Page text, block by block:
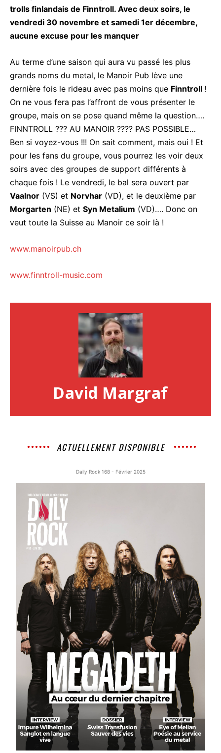
trolls finlandais de Finntroll. Avec deux soirs, le
vendredi 30 novembre et samedi 1er décembre,
aucune excuse pour les manquer
Au terme d’une saison qui aura vu passé les plus
grands noms du metal, le Manoir Pub lève une
dernière fois le rideau avec pas moins que Finntroll !
On ne vous fera pas l’affront de vous présenter le
groupe, mais on se pose quand même la question….
FINNTROLL ??? AU MANOIR ???? PAS POSSIBLE…
Ben si voyez-vous !!! On sait comment, mais oui ! Et
pour les fans du groupe, vous pourrez les voir deux
soirs avec des groupes de support différents à
chaque fois ! Le vendredi, le bal sera ouvert par
Vaalnor (VS) et Norvhar (VD), et le deuxième par
Morgarten (NE) et Syn Metalium (VD)…. Donc on
veut toute la Suisse au Manoir ce soir là !
www.manoirpub.ch
www.finntroll-music.com
David Margraf
ACTUELLEMENT DISPONIBLE
Daily Rock 168 - Février 2025